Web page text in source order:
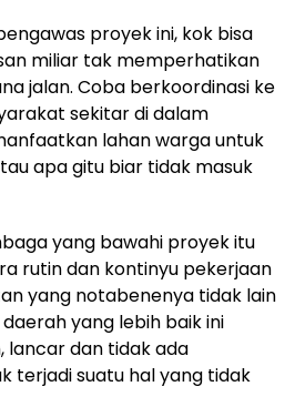
proyek ini, kok bisa
miliar tak memperhatikan
jalan. Coba berkoordinasi ke
sekitar di dalam
lahan warga untuk
apa gitu biar tidak masuk
yang bawahi proyek itu
rutin dan kontinyu pekerjaan
yang notabenenya tidak lain
yang lebih baik ini
lancar dan tidak ada
terjadi suatu hal yang tidak